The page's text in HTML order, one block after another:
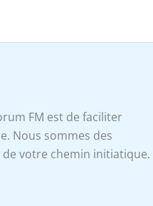
FM est de faciliter
Nous sommes des
votre chemin initiatique.